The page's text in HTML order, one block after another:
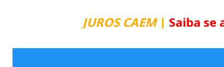
JUROS CAEM| Saiba se